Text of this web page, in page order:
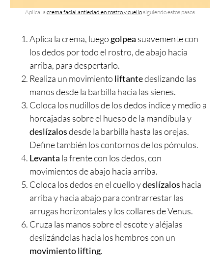
Aplica la crema facial antiedad en rostro y cuellosiguiendo estos pasos
Aplica la crema, luego golpea suavemente con
los dedos por todo el rostro, de abajo hacia
arriba, para despertarlo.
Realiza un movimiento liftantedeslizando las
manos desde la barbilla hacia las sienes.
Coloca los nudillos de los dedos índice y medio a
horcajadas sobre el hueso de la mandíbula y
deslízalosdesde la barbilla hasta las orejas.
Define también los contornos de los pómulos.
Levanta la frente con los dedos, con
movimientos de abajo hacia arriba.
Coloca los dedos en el cuello ydeslízalos hacia
arriba y hacia abajo para contrarrestar las
arrugas horizontales y los collares de Venus.
Cruza las manos sobre el escote y aléjalas
deslizándolas hacia los hombros con un
movimientolifting.